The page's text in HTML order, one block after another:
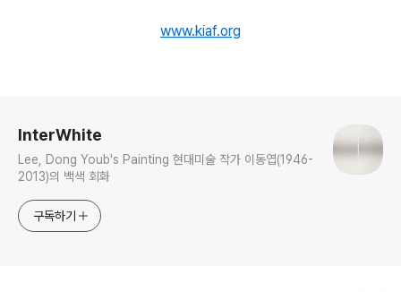
www.kiaf.org
InterWhite
Lee, Dong Youb's Painting 현대미술 작가 이동엽(1946-
2013)의 백색 회화
구독하기